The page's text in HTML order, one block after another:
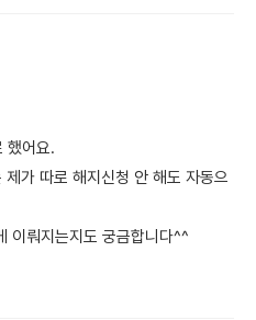
했어요.
가 따로 해지신청 안 해도 자동으
이뤄지는지도 궁금합니다^^